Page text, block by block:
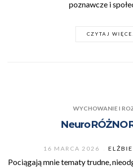
poznawcze i
CZYTAJ
WYCHOWANIE I
16 MARCA 2026
Pociągają mnie tematy trudne,